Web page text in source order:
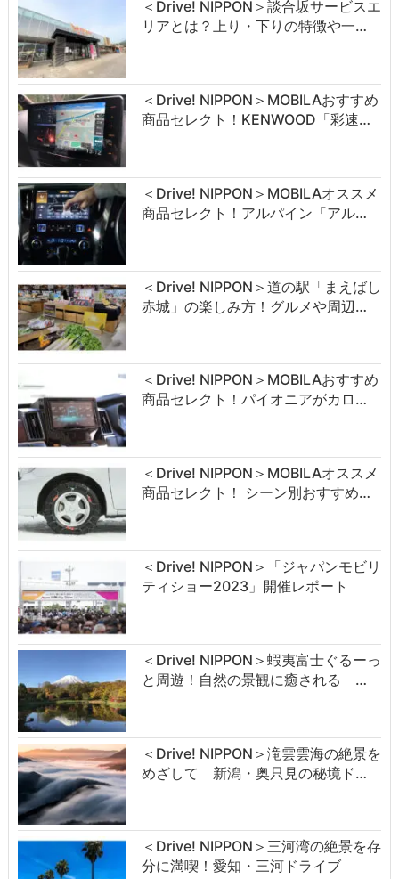
＜Drive! NIPPON＞談合坂サービスエ
リアとは？上り・下りの特徴や一…
＜Drive! NIPPON＞MOBILAおすすめ
商品セレクト！KENWOOD「彩速…
＜Drive! NIPPON＞MOBILAオススメ
商品セレクト！アルパイン「アル…
＜Drive! NIPPON＞道の駅「まえばし
赤城」の楽しみ方！グルメや周辺…
＜Drive! NIPPON＞MOBILAおすすめ
商品セレクト！パイオニアがカロ…
＜Drive! NIPPON＞MOBILAオススメ
商品セレクト！ シーン別おすすめ…
＜Drive! NIPPON＞「ジャパンモビリ
ティショー2023」開催レポート
＜Drive! NIPPON＞蝦夷富士ぐるーっ
と周遊！自然の景観に癒される …
＜Drive! NIPPON＞滝雲雲海の絶景を
めざして 新潟・奥只見の秘境ド…
＜Drive! NIPPON＞三河湾の絶景を存
分に満喫！愛知・三河ドライブ